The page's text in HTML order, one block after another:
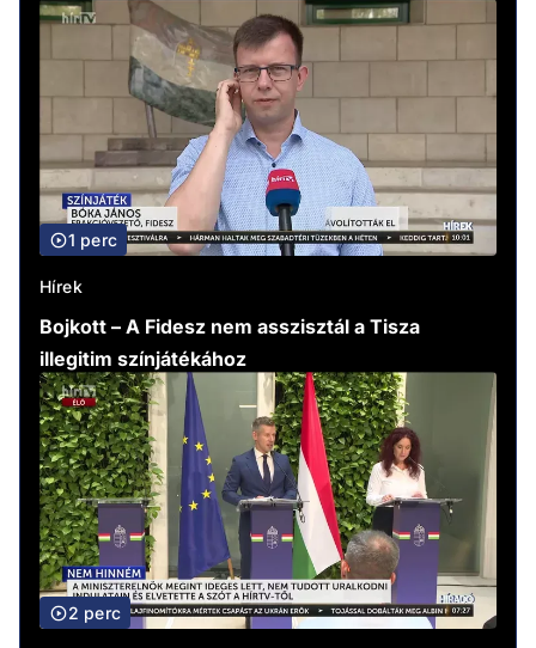
1 perc
Hírek
Bojkott – A Fidesz nem asszisztál a Tisza
illegitim színjátékához
2 perc